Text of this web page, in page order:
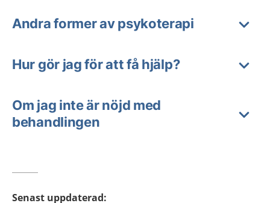
Andra former av psykoterapi
Hur gör jag för att få hjälp?
Om jag inte är nöjd med
behandlingen
Senast uppdaterad: